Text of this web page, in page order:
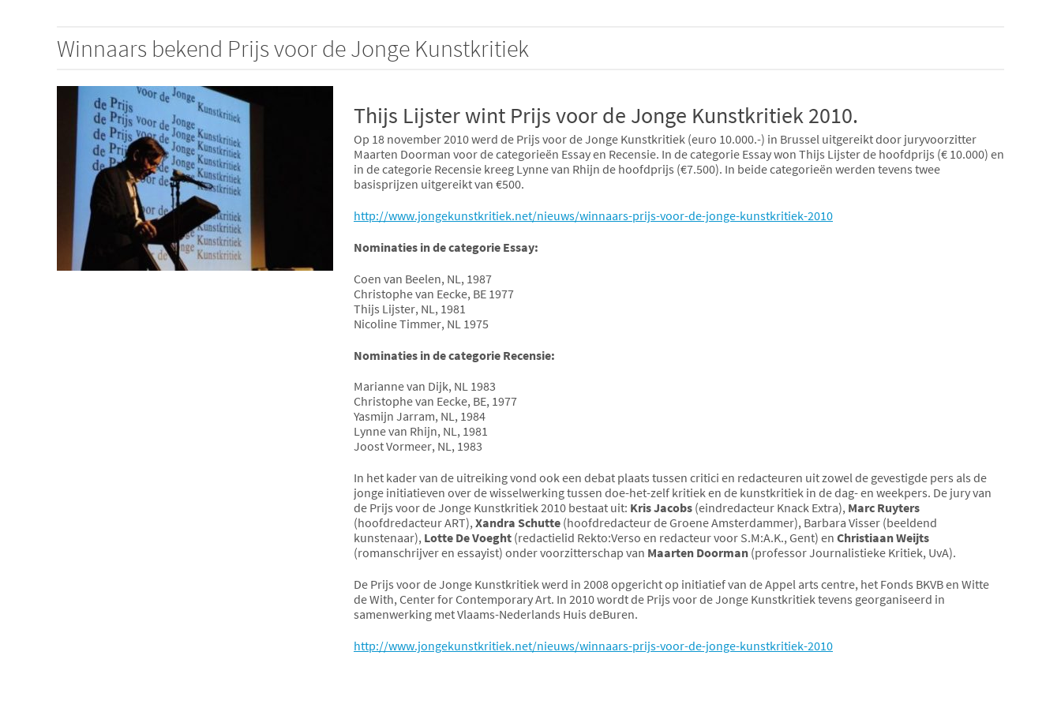
Winnaars bekend Prijs voor de Jonge Kunstkritiek
Thijs Lijster wint Prijs voor de Jonge Kunstkritiek 2010.
Op 18 november 2010 werd de Prijs voor de Jonge Kunstkritiek (euro 10.000.-) in Brussel uitgereikt door juryvoorzitter
Maarten Doorman voor de categorieën Essay en Recensie. In de categorie Essay won Thijs Lijster de hoofdprijs (€ 10.000) en
in de categorie Recensie kreeg Lynne van Rhijn de hoofdprijs (€7.500). In beide categorieën werden tevens twee
basisprijzen uitgereikt van €500.
http://www.jongekunstkritiek.net/nieuws/winnaars-prijs-voor-de-jonge-kunstkritiek-2010
Nominaties in de categorie Essay:
Coen van Beelen, NL, 1987
Christophe van Eecke, BE 1977
Thijs Lijster, NL, 1981
Nicoline Timmer, NL 1975
Nominaties in de categorie Recensie:
Marianne van Dijk, NL 1983
Christophe van Eecke, BE, 1977
Yasmijn Jarram, NL, 1984
Lynne van Rhijn, NL, 1981
Joost Vormeer, NL, 1983
In het kader van de uitreiking vond ook een debat plaats tussen critici en redacteuren uit zowel de gevestigde pers als de
jonge initiatieven over de wisselwerking tussen doe-het-zelf kritiek en de kunstkritiek in de dag- en weekpers. De jury van
de Prijs voor de Jonge Kunstkritiek 2010 bestaat uit: Kris Jacobs (eindredacteur Knack Extra), Marc Ruyters
(hoofdredacteur ART),Xandra Schutte (hoofdredacteur de Groene Amsterdammer), Barbara Visser (beeldend
kunstenaar), Lotte De Voeght (redactielid Rekto:Verso en redacteur voor S.M:A.K., Gent) en Christiaan Weijts
(romanschrijver en essayist) onder voorzitterschap van Maarten Doorman (professor Journalistieke Kritiek, UvA).
De Prijs voor de Jonge Kunstkritiek werd in 2008 opgericht op initiatief van de Appel arts centre, het Fonds BKVB en Witte
de With, Center for Contemporary Art. In 2010 wordt de Prijs voor de Jonge Kunstkritiek tevens georganiseerd in
samenwerking met Vlaams-Nederlands Huis deBuren.
http://www.jongekunstkritiek.net/nieuws/winnaars-prijs-voor-de-jonge-kunstkritiek-2010